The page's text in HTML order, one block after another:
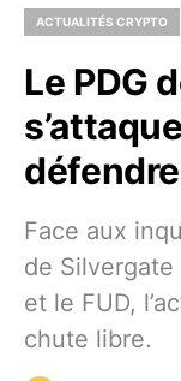
ACTUALITÉS CRYPTO
Le PDG
Face aux
de
et le FUD,
chute libre.